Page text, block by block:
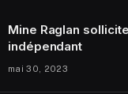
Mine Raglan
indépendant
mai 30, 2023